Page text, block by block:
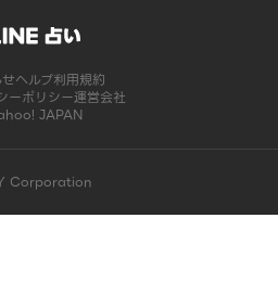
ヘルプ利用規約
ーポリシー運営会社
JAPAN
Corporation
しました | LINE占い